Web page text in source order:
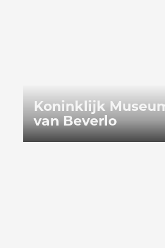
Koninklijk
van Beverlo